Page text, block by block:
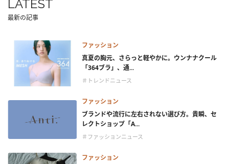
LATEST
最新の記事
ファッション
真夏の胸元、さらっと軽やかに。ウンナナクール
「364ブラ」、通...
＃トレンドニュース
ファッション
ブランドや流行に左右されない選び方。貴瞬、セ
レクトショップ「A...
＃ファッションニュース
ファッション